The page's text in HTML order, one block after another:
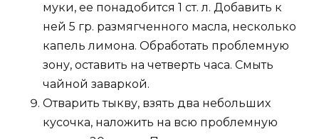
муки, ее понадобится 1 ст. л. Добавить к
ней 5 гр. размягченного масла, несколько
капель лимона. Обработать проблемную
зону, оставить на четверть часа. Смыть
чайной заваркой.
Отварить тыкву, взять два небольших
кусочка, наложить на всю проблемную